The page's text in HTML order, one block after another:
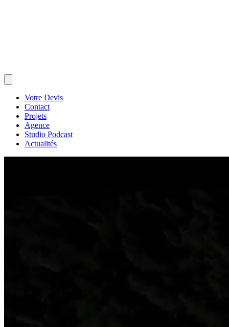
Votre Devis
Contact
Projets
Agence
Studio Podcast
Actualités